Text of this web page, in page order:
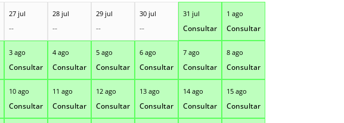
27 jul
--
28 jul
--
29 jul
--
30 jul
--
31 jul
Consultar
1 ago
Consultar
3 ago
Consultar
4 ago
Consultar
5 ago
Consultar
6 ago
Consultar
7 ago
Consultar
8 ago
Consultar
10 ago
Consultar
11 ago
Consultar
12 ago
Consultar
13 ago
Consultar
14 ago
Consultar
15 ago
Consultar